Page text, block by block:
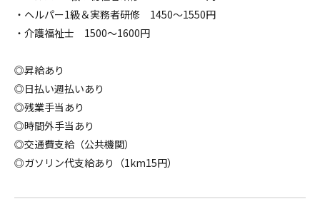
・ヘルパー1級＆実務者研修 1450～1550円
・介護福祉士 1500～1600円
◎昇給あり
◎日払い週払いあり
◎残業手当あり
◎時間外手当あり
◎交通費支給（公共機関）
◎ガソリン代支給あり（1km15円）